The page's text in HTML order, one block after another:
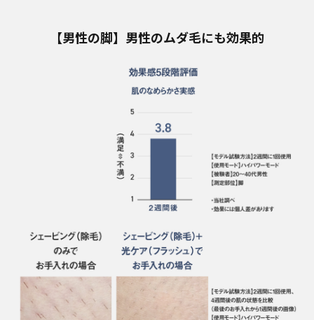
【男性の脚】男性のムダ毛にも効果的